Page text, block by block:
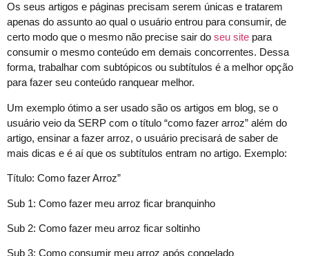
Os seus artigos e páginas precisam serem únicas e tratarem
apenas do assunto ao qual o usuário entrou para consumir, de
certo modo que o mesmo não precise sair do seu site para
consumir o mesmo conteúdo em demais concorrentes. Dessa
forma, trabalhar com subtópicos ou subtítulos é a melhor opção
para fazer seu conteúdo ranquear melhor.
Um exemplo ótimo a ser usado são os artigos em blog, se o
usuário veio da SERP com o título “como fazer arroz” além do
artigo, ensinar a fazer arroz, o usuário precisará de saber de
mais dicas e é aí que os subtítulos entram no artigo. Exemplo:
Título: Como fazer Arroz”
Sub 1: Como fazer meu arroz ficar branquinho
Sub 2: Como fazer meu arroz ficar soltinho
Sub 3: Como consumir meu arroz após congelado